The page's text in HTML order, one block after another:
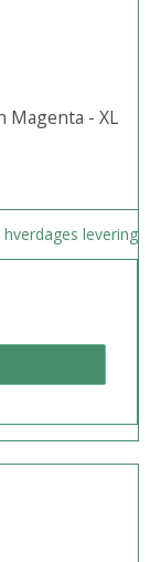
Magenta - XL
hverdages levering